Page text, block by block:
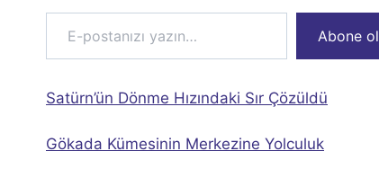
E-postanızı yazın…
Abone ol
Satürn’ün Dönme Hızındaki Sır Çözüldü
Gökada Kümesinin Merkezine Yolculuk